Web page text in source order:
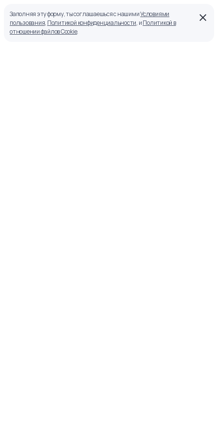
Заполняя эту форму, ты соглашаешься с нашимиУсловиями
пользования, Политикой конфиденциальности, иПолитикой в
отношении файлов Cookie.